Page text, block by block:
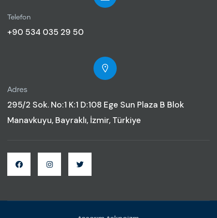
Telefon
+90 534 035 29 50
Adres
295/2 Sok. No:1 K:1 D:108 Ege Sun Plaza B Blok
Manavkuyu, Bayraklı, İzmir, Türkiye